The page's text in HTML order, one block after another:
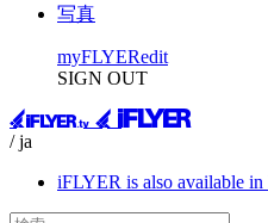
写真
myFLYERedit
SIGN OUT
/ ja
iFLYER is also available